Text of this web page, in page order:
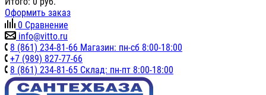
Оформить заказ
0 Сравнение
info@vitto.ru
8 (861) 234-81-66 Магазин: пн-сб 8:00-18:00
+7 (989) 827-77-66
8 (861) 234-81-65 Склад: пн-пт 8:00-18:00